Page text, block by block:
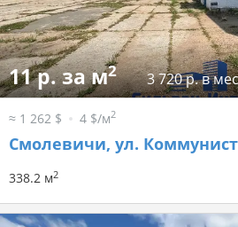
11 р. за м2 3 720 р. в
≈ 1 262 $ 4 $/м2
Смолевичи, ул.
338.2 м2